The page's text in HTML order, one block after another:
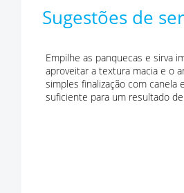
Sugestões de
Empilhe as panquecas e sirva
aproveitar a textura macia e o
simples finalização com canela
suficiente para um resultado